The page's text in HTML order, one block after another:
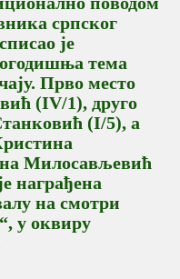
српског
је
тема
Прво место
(IV/1), друго
(I/5), а
Милосављевић
награђена
на смотри
у оквиру